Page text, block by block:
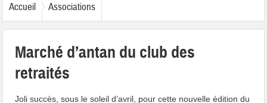
Accueil
Associations
Marché d’antan du club des
retraités
Joli succès, sous le soleil d’avril, pour cette nouvelle édition du